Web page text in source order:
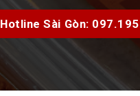
Hotline Sài Gòn: